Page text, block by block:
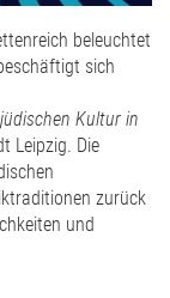
beleuchtet
sich
Kultur in
Leipzig. Die
zurück
und